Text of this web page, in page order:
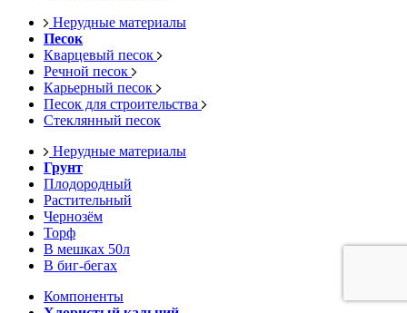
Нерудные материалы
Песок
Кварцевый песок
Речной песок
Карьерный песок
Песок для строительства
Стеклянный песок
Нерудные материалы
Грунт
Плодородный
Растительный
Чернозём
Торф
В мешках 50л
В биг-бегах
Компоненты